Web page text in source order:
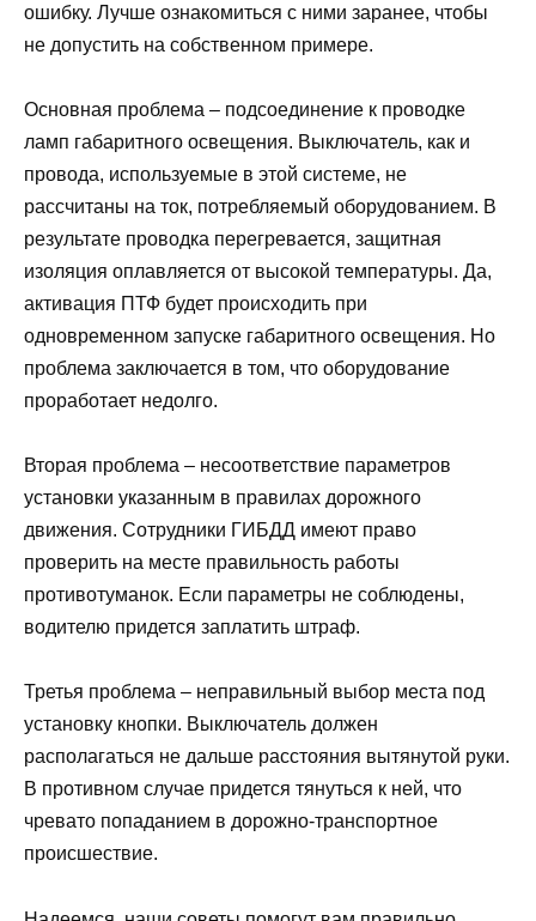
ошибку. Лучше ознакомиться с ними заранее, чтобы
не допустить на собственном примере.
Основная проблема – подсоединение к проводке
ламп габаритного освещения. Выключатель, как и
провода, используемые в этой системе, не
рассчитаны на ток, потребляемый оборудованием. В
результате проводка перегревается, защитная
изоляция оплавляется от высокой температуры. Да,
активация ПТФ будет происходить при
одновременном запуске габаритного освещения. Но
проблема заключается в том, что оборудование
проработает недолго.
Вторая проблема – несоответствие параметров
установки указанным в правилах дорожного
движения. Сотрудники ГИБДД имеют право
проверить на месте правильность работы
противотуманок. Если параметры не соблюдены,
водителю придется заплатить штраф.
Третья проблема – неправильный выбор места под
установку кнопки. Выключатель должен
располагаться не дальше расстояния вытянутой руки.
В противном случае придется тянуться к ней, что
чревато попаданием в дорожно-транспортное
происшествие.